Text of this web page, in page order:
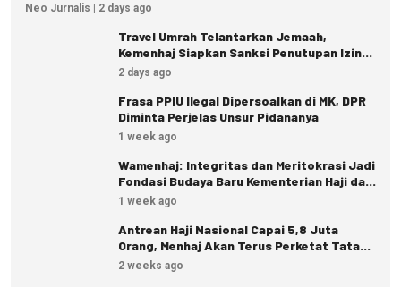
Neo Jurnalis | 2 days ago
Travel Umrah Telantarkan Jemaah,
Kemenhaj Siapkan Sanksi Penutupan Izin
hingga Pidana
2 days ago
Frasa PPIU Ilegal Dipersoalkan di MK, DPR
Diminta Perjelas Unsur Pidananya
1 week ago
Wamenhaj: Integritas dan Meritokrasi Jadi
Fondasi Budaya Baru Kementerian Haji dan
Umrah
1 week ago
Antrean Haji Nasional Capai 5,8 Juta
Orang, Menhaj Akan Terus Perketat Tata
Kelola
2 weeks ago